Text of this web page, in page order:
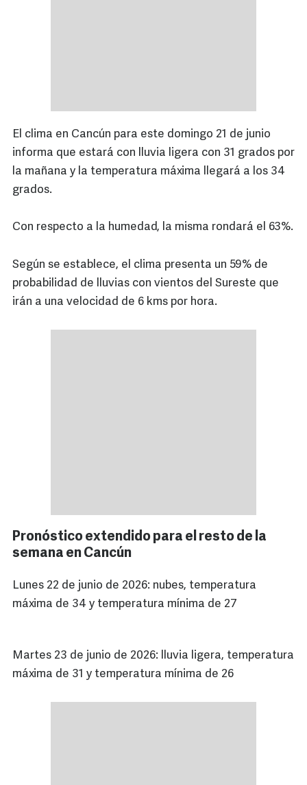
El clima en Cancún para este domingo 21 de junio
informa que estará con lluvia ligera con 31 grados por
la mañana y la temperatura máxima llegará a los 34
grados.
Con respecto a la humedad, la misma rondará el 63%.
Según se establece, el clima presenta un 59% de
probabilidad de lluvias con vientos del Sureste que
irán a una velocidad de 6 kms por hora.
Pronóstico extendido para el resto de la
semana en Cancún
Lunes 22 de junio de 2026: nubes, temperatura
máxima de 34 y temperatura mínima de 27
Martes 23 de junio de 2026: lluvia ligera, temperatura
máxima de 31 y temperatura mínima de 26